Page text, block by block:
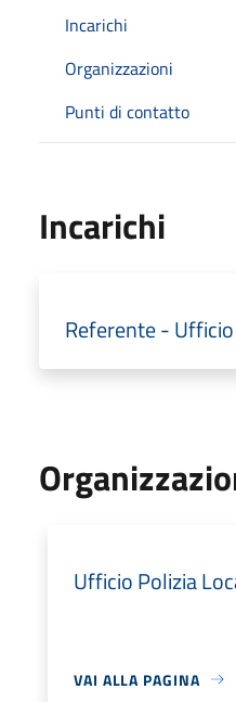
Incarichi
Organizzazioni
Punti di contatto
Incarichi
Referente -
Ufficio Polizia
VAI ALLA PAGINA